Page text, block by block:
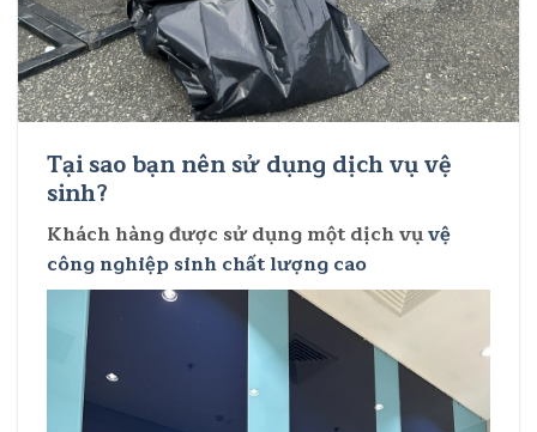
Tại sao bạn nên sử dụng dịch vụ vệ
sinh?
Khách hàng được sử dụng một dịch vụvệ
công nghiệp sinh chất lượng cao